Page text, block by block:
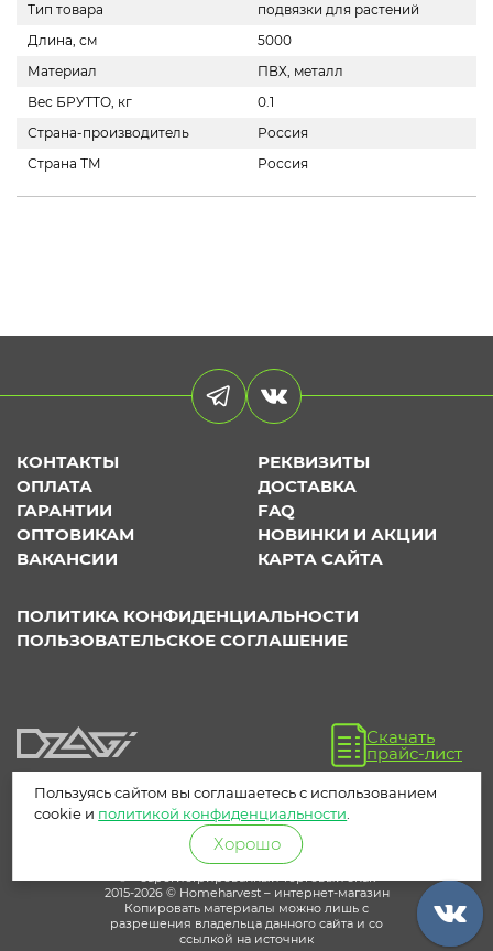
Тип товара
подвязки для растений
Длина, см
5000
Материал
ПВХ, металл
Вес БРУТТО, кг
0.1
Страна-производитель
Россия
Страна ТМ
Россия
КОНТАКТЫ
РЕКВИЗИТЫ
ОПЛАТА
ДОСТАВКА
ГАРАНТИИ
FAQ
ОПТОВИКАМ
НОВИНКИ И АКЦИИ
ВАКАНСИИ
КАРТА САЙТА
ПОЛИТИКА КОНФИДЕНЦИАЛЬНОСТИ
ПОЛЬЗОВАТЕЛЬСКОЕ СОГЛАШЕНИЕ
Скачать
прайс-лист
® – зарегистрированный торговый знак
2015-2026 © Homeharvest – интернет-магазин
Копировать материалы можно лишь с
разрешения владельца данного сайта и со
ссылкой на источник
Пользуясь сайтом вы соглашаетесь с использованием
cookie и политикой конфиденциальности
Хорошо